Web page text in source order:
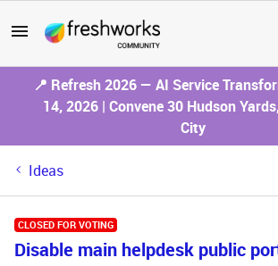
📍 Refresh 2026 — AI Service
14, 2026 | Convene 30 Hudson
City
Ideas
CLOSED FOR VOTING
Disable main helpdesk public